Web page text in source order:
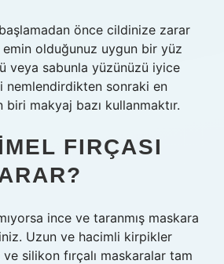
önce cildinize zarar
olduğunuz uygun bir yüz
veya sabunla yüzünüzü iyice
nemlendirdikten sonraki en
biri makyaj bazı kullanmaktır.
FIRÇASI
ince ve taranmış maskara
Uzun ve hacimli kirpikler
silikon fırçalı maskaralar tam